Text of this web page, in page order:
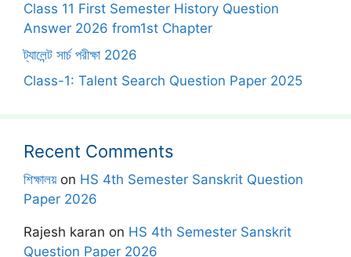
Class 11 First Semester History Question
Answer 2026 from1st Chapter
ট্যালেন্ট সার্চ পরীক্ষা 2026
Class-1: Talent Search Question Paper 2025
Recent Comments
শিক্ষালয়on HS 4th Semester Sanskrit Question
Paper 2026
Rajesh karan on HS 4th Semester Sanskrit
Question Paper 2026